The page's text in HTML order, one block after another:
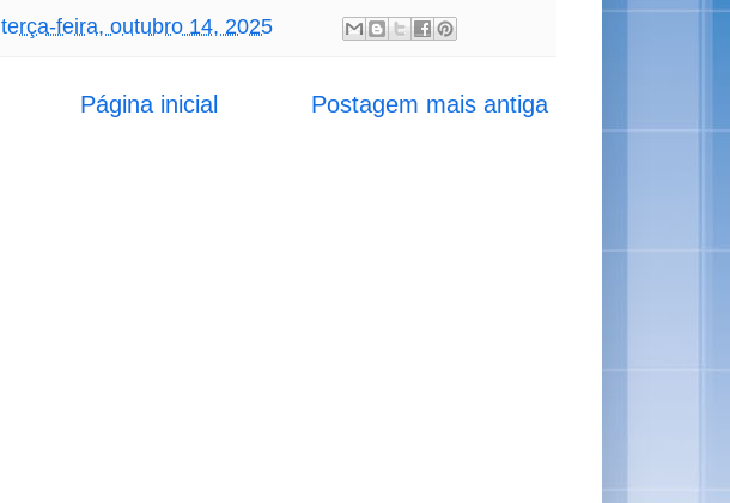
terça-feira, outubro 14, 2025
Postagem mais antiga
Página inicial